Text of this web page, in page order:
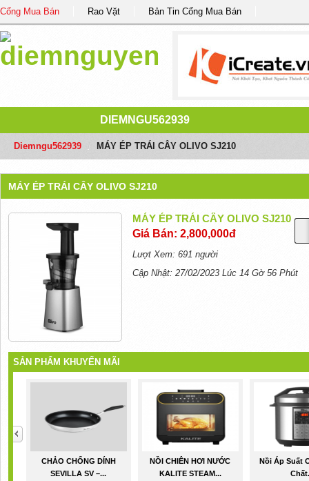
Cổng Mua Bán Rao Vặt Bản Tin Cổng Mua Bán
DIEMNGU562939
Diemngu562939 MÁY ÉP TRÁI CÂY OLIVO SJ210
MÁY ÉP TRÁI CÂY OLIVO SJ210
MÁY ÉP TRÁI CÂY OLIVO SJ210
Giá Bán: 2,800,000đ
Lượt Xem: 691 người
Cập Nhật: 27/02/2023 Lúc 14 Gờ 56 Phút
SẢN PHẨM KHUYẾN MÃI
CHẢO CHỐNG DÍNH
SEVILLA SV –...
NỒI CHIÊN HƠI NƯỚC
KALITE STEAM...
Nồi Áp Suất